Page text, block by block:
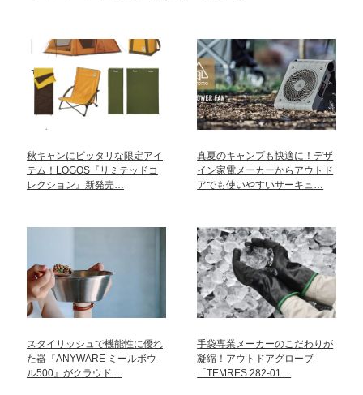
秋キャンにピッタリな限定アイ
テム！LOGOS『リミテッドコ
レクション』新発売…
真夏のキャンプも快適に！デザ
イン家電メーカーからアウトド
アでも使いやすいサーキュ…
スタイリッシュで機能性に優れ
た器『ANYWARE ミールボウ
ル500』がクラウド…
手袋専業メーカーのこだわりが
凝縮！アウトドアグローブ
「TEMRES 282-01…